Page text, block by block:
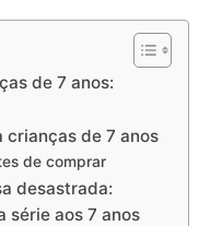
de 7 anos:
crianças de 7 anos
de comprar
desastrada:
série aos 7 anos